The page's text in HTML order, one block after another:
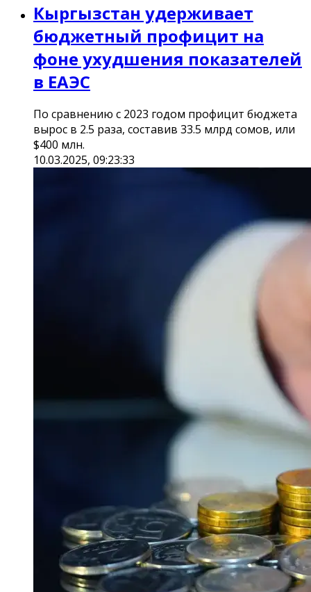
Кыргызстан удерживает
бюджетный профицит на
фоне ухудшения показателей
в ЕАЭС
По сравнению с 2023 годом профицит бюджета
вырос в 2.5 раза, составив 33.5 млрд сомов, или
$400 млн.
10.03.2025, 09:23:33